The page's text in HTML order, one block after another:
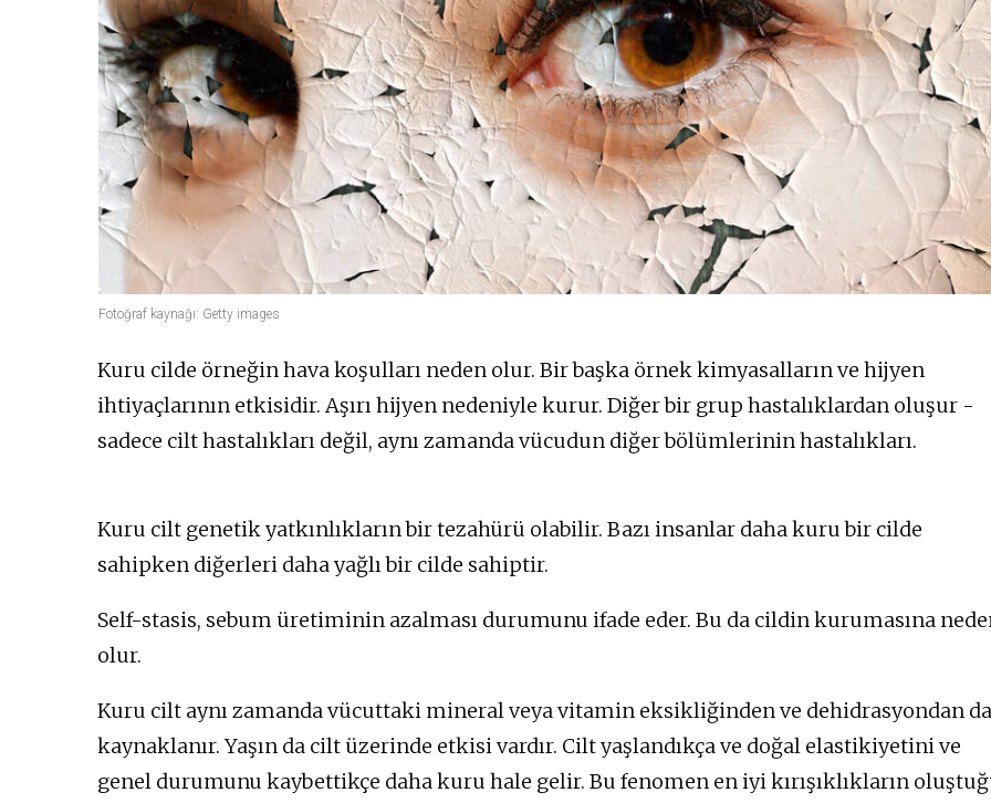
Fotoğraf kaynağı: Getty images
Kuru cilde örneğin hava koşulları neden olur. Bir başka örnek kimyasalların ve hijyen
ihtiyaçlarının etkisidir. Aşırı hijyen nedeniyle kurur. Diğer bir grup hastalıklardan oluşur -
sadece cilt hastalıkları değil, aynı zamanda vücudun diğer bölümlerinin hastalıkları.
Kuru cilt genetik yatkınlıkların bir tezahürü olabilir. Bazı insanlar daha kuru bir cilde
sahipken diğerleri daha yağlı bir cilde sahiptir.
Self-stasis, sebum üretiminin azalması durumunu ifade eder. Bu da cildin kurumasına
olur.
Kuru cilt aynı zamanda vücuttaki mineral veya vitamin eksikliğinden ve dehidrasyondan da
kaynaklanır. Yaşın da cilt üzerinde etkisi vardır. Cilt yaşlandıkça ve doğal elastikiyetini ve
genel durumunu kaybettikçe daha kuru hale gelir. Bu fenomen en iyi kırışıklıkların